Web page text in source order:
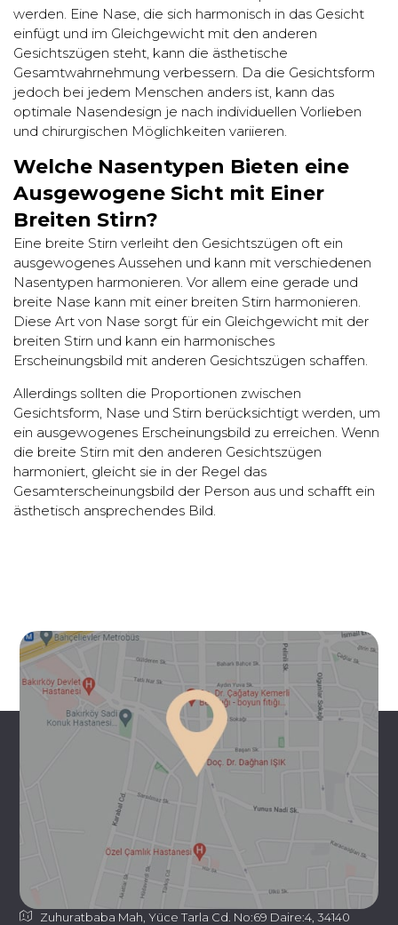
werden. Eine Nase, die sich harmonisch in das Gesicht
einfügt und im Gleichgewicht mit den anderen
Gesichtszügen steht, kann die ästhetische
Gesamtwahrnehmung verbessern. Da die Gesichtsform
jedoch bei jedem Menschen anders ist, kann das
optimale Nasendesign je nach individuellen Vorlieben
und chirurgischen Möglichkeiten variieren.
Welche Nasentypen Bieten eine
Ausgewogene Sicht mit Einer
Breiten Stirn?
Eine breite Stirn verleiht den Gesichtszügen oft ein
ausgewogenes Aussehen und kann mit verschiedenen
Nasentypen harmonieren. Vor allem eine gerade und
breite Nase kann mit einer breiten Stirn harmonieren.
Diese Art von Nase sorgt für ein Gleichgewicht mit der
breiten Stirn und kann ein harmonisches
Erscheinungsbild mit anderen Gesichtszügen schaffen.
Allerdings sollten die Proportionen zwischen
Gesichtsform, Nase und Stirn berücksichtigt werden, um
ein ausgewogenes Erscheinungsbild zu erreichen. Wenn
die breite Stirn mit den anderen Gesichtszügen
harmoniert, gleicht sie in der Regel das
Gesamterscheinungsbild der Person aus und schafft ein
ästhetisch ansprechendes Bild.
Zuhuratbaba Mah, Yüce Tarla Cd. No:69 Daire:4, 34140